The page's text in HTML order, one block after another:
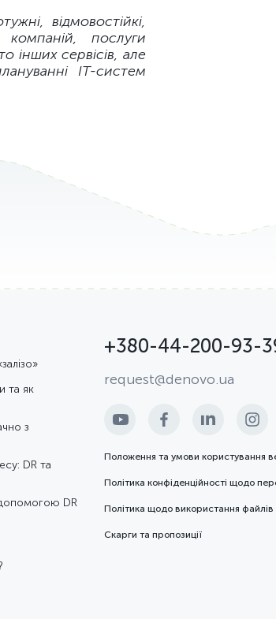
відмовостійкі,
послуги
інших сервісів, але
ІТ-систем
та як
з
DR та
допомогою DR
+380-44-200-93-
request@denovo.ua
Положення та умови користування
Політика конфіденційності щодо
Політика щодо використання
Скарги та пропозиції